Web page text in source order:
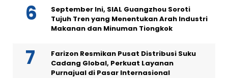
September Ini, SIAL Guangzhou Soroti
Tujuh Tren yang Menentukan Arah Industri
Makanan dan Minuman Tiongkok
Farizon Resmikan Pusat Distribusi Suku
Cadang Global, Perkuat Layanan
Purnajual di Pasar Internasional